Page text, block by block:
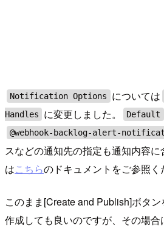
Notification Options については
Handles
に変更しました。 Default
@webhook-backlog-alert-
スなどの通知先の指定も通知内容
はこちらのドキュメントをご参照く
このまま[Create and Publish]ボタ
作成しても良いのですが、その場